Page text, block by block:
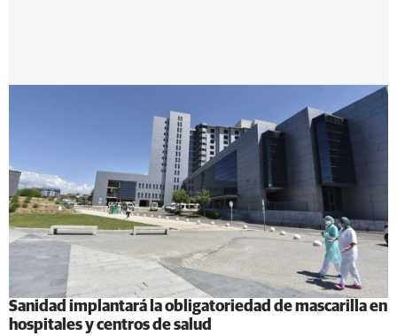
Sanidad implantará la obligatoriedad de mascarilla en
hospitales y centros de salud